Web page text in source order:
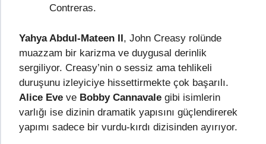
Contreras.
Yahya Abdul-Mateen II, John Creasy rolünde
muazzam bir karizma ve duygusal derinlik
sergiliyor. Creasy’nin o sessiz ama tehlikeli
duruşunu izleyiciye hissettirmekte çok başarılı.
Alice Eve ve Bobby Cannavale gibi isimlerin
varlığı ise dizinin dramatik yapısını güçlendirerek
yapımı sadece bir vurdu-kırdı dizisinden ayırıyor.